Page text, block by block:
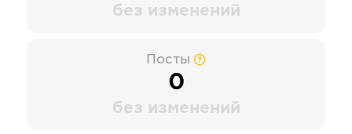
без изменений
Посты
0
без изменений